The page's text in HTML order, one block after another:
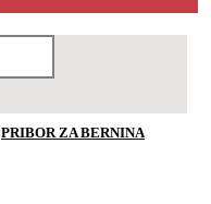
PRIBOR ZA BERNINA